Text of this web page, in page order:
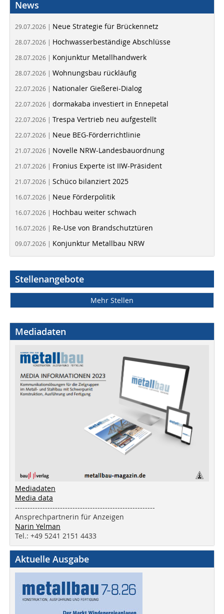
News
29.07.2026 | Neue Strategie für Brückennetz
28.07.2026 | Hochwasserbeständige Abschlüsse
28.07.2026 | Konjunktur Metallhandwerk
28.07.2026 | Wohnungsbau rückläufig
22.07.2026 | Nationaler Gießerei-Dialog
22.07.2026 | dormakaba investiert in Ennepetal
22.07.2026 | Trespa Vertrieb neu aufgestellt
22.07.2026 | Neue BEG-Förderrichtlinie
21.07.2026 | Novelle NRW-Landesbauordnung
21.07.2026 | Fronius Experte ist IIW-Präsident
21.07.2026 | Schüco bilanziert 2025
16.07.2026 | Neue Förderpolitik
16.07.2026 | Hochbau weiter schwach
16.07.2026 | Re-Use von Brandschutztüren
09.07.2026 | Konjunktur Metallbau NRW
Stellenangebote
Mehr Stellen
Mediadaten
Mediadaten
Media data
--------------------------------------------------------
Ansprechpartnerin für Anzeigen
Narin Yelman
Tel.: +49 5241 2151 4433
Aktuelle Ausgabe